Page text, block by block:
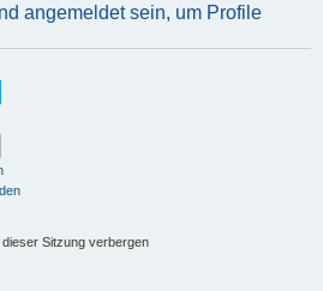
h
angemeldet sein, um Profile
Sitzung verbergen